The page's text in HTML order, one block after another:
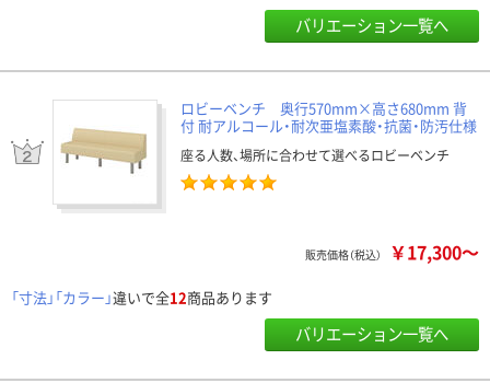
バリエーション一覧へ
ロビーベンチ 奥行570mm×高さ680mm 背
付 耐アルコール・耐次亜塩素酸・抗菌・防汚仕様
座る人数、場所に合わせて選べるロビーベンチ
販売価格（税込） ￥17,300～
「寸法」「カラー」違いで全12商品あります
バリエーション一覧へ